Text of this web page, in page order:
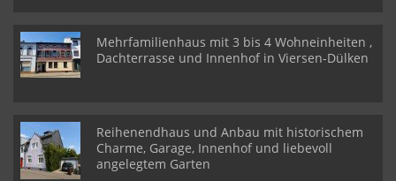
Mehrfamilienhaus mit 3 bis 4 Wohneinheiten ,
Dachterrasse und Innenhof in Viersen-Dülken
Reihenendhaus und Anbau mit historischem
Charme, Garage, Innenhof und liebevoll
angelegtem Garten